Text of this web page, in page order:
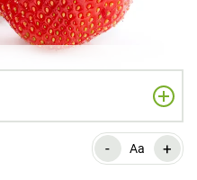
Heilkraft der Erdbeere
- Aa +